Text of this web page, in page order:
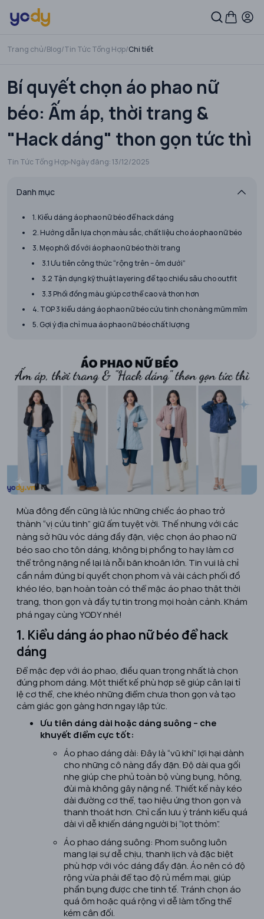
Trang chủ/Blog/Tin Tức Tổng Hợp/Chi tiết
Bí quyết chọn áo phao nữ
béo: Ấm áp, thời trang &
"Hack dáng" thon gọn tức thì
Tin Tức Tổng Hợp Ngày đăng:13/12/2025
Danh mục
1. Kiểu dáng áo phao nữ béo để hack dáng
2. Hướng dẫn lựa chọn màu sắc, chất liệu cho áo phao nữ béo
3. Mẹo phối đồ với áo phao nữ béo thời trang
3.1 Ưu tiên công thức “rộng trên – ôm dưới”
3.2 Tận dụng kỹ thuật layering để tạo chiều sâu cho outfit
3.3 Phối đồng màu giúp cơ thể cao và thon hơn
4. TOP 3 kiểu dáng áo phao nữ béo cứu tinh cho nàng mũm mĩm
5. Gợi ý địa chỉ mua áo phao nữ béo chất lượng
Mùa đông đến cũng là lúc những chiếc áo phao trở
thành “vị cứu tinh” giữ ấm tuyệt vời. Thế nhưng với các
nàng sở hữu vóc dáng đầy đặn, việc chọn áo phao nữ
béo sao cho tôn dáng, không bị phồng to hay làm cơ
thể trông nặng nề lại là nỗi băn khoăn lớn. Tin vui là chỉ
cần nắm đúng bí quyết chọn phom và vài cách phối đồ
khéo léo, bạn hoàn toàn có thể mặc áo phao thật thời
trang, thon gọn và đầy tự tin trong mọi hoàn cảnh. Khám
phá ngay cùng YODY nhé!
1. Kiểu dáng áo phao nữ béo để hack
dáng
Để mặc đẹp với áo phao, điều quan trọng nhất là chọn
đúng phom dáng. Một thiết kế phù hợp sẽ giúp cân lại tỉ
lệ cơ thể, che khéo những điểm chưa thon gọn và tạo
cảm giác gọn gàng hơn ngay lập tức.
Ưu tiên dáng dài hoặc dáng suông – che
khuyết điểm cực tốt:
Áo phao dáng dài: Đây là “vũ khí” lợi hại dành
cho những cô nàng đầy đặn. Độ dài qua gối
nhẹ giúp che phủ toàn bộ vùng bụng, hông,
đùi mà không gây nặng nề. Thiết kế này kéo
dài đường cơ thể, tạo hiệu ứng thon gọn và
thanh thoát hơn. Chỉ cần lưu ý tránh kiểu quá
dài vì dễ khiến dáng người bị “lọt thỏm”.
Áo phao dáng suông: Phom suông luôn
mang lại sự dễ chịu, thanh lịch và đặc biệt
phù hợp với vóc dáng đầy đặn. Áo nên có độ
rộng vừa phải để tạo độ rủ mềm mại, giúp
phần bụng được che tinh tế. Tránh chọn áo
quá ôm hoặc quá rộng vì dễ làm tổng thể
kém cân đối.